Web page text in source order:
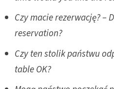
Czy macie rezerwację? –
reservation?
Czy ten stolik państwu
table OK?